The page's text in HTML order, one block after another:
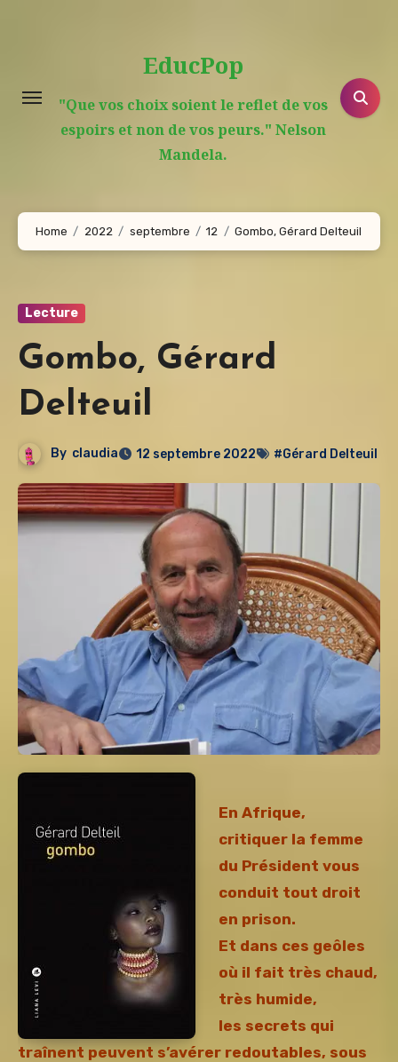
EducPop
"Que vos choix soient le reflet de vos
espoirs et non de vos peurs." Nelson
Mandela.
Home 2022 septembre 12 Gombo, Gérard Delteuil
Lecture
Gombo, Gérard
Delteuil
By claudia 12 septembre 2022 #Gérard Delteuil
En Afrique,
critiquer la femme
du Président vous
conduit tout droit
en prison.
Et dans ces geôles
où il fait très chaud,
très humide,
les secrets qui
traînent peuvent s’avérer redoutables, sous